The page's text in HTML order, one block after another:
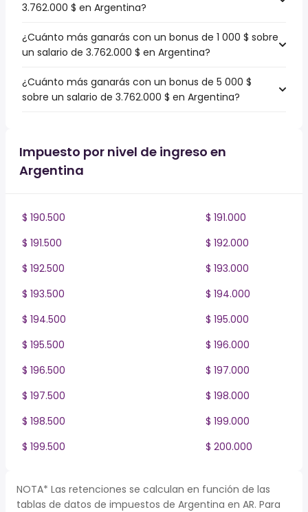
3.762.000 $ en Argentina?
¿Cuánto más ganarás con un bonus de 1 000 $ sobre
un salario de 3.762.000 $ en Argentina?
¿Cuánto más ganarás con un bonus de 5 000 $
sobre un salario de 3.762.000 $ en Argentina?
Impuesto por nivel de ingreso en
Argentina
$ 190.500
$ 191.000
$ 191.500
$ 192.000
$ 192.500
$ 193.000
$ 193.500
$ 194.000
$ 194.500
$ 195.000
$ 195.500
$ 196.000
$ 196.500
$ 197.000
$ 197.500
$ 198.000
$ 198.500
$ 199.000
$ 199.500
$ 200.000
NOTA* Las retenciones se calculan en función de las
tablas de datos de impuestos de Argentina en AR. Para